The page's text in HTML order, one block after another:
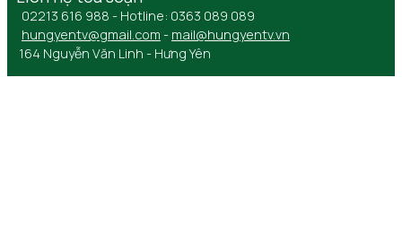
02213 616 988 - Hotline: 0363 089 089
hungyentv@gmail.com - mail@hungyentv.vn
164 Nguyễn Văn Linh - Hưng Yên